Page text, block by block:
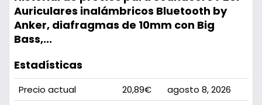
Auriculares inalámbricos Bluetooth by
Anker, diafragmas de 10mm con Big
Bass,...
Estadísticas
Precio actual 20,89€
agosto 8, 2026